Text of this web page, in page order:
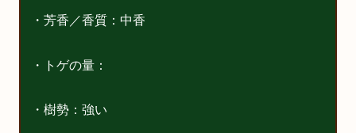
・芳香／香質：中香
・トゲの量：
・樹勢：強い